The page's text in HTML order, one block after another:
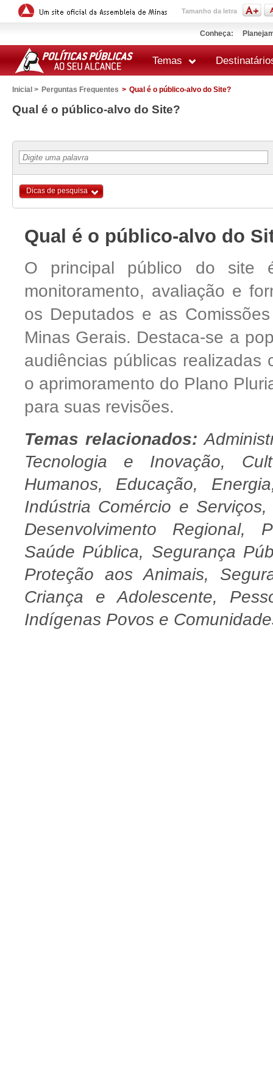
Tamanho da letra
Conheça:
Temas
Inicial > Perguntas Frequentes > Qual é o público-alvo do Site?
Qual é o público-alvo do Site?
impressão
Dicas de pesquisa
Qual é o público-alvo do
O principal público do site
monitoramento, avaliação e
os Deputados e as
Minas Gerais. Destaca-se a
audiências públicas
o aprimoramento do Plano
para suas revisões.
Temas relacionados:
Tecnologia e Inovação,
Humanos, Educação,
Indústria Comércio e
Desenvolvimento Regional,
Saúde Pública, Segurança
Proteção aos Animais,
Criança e Adolescente,
Indígenas Povos e